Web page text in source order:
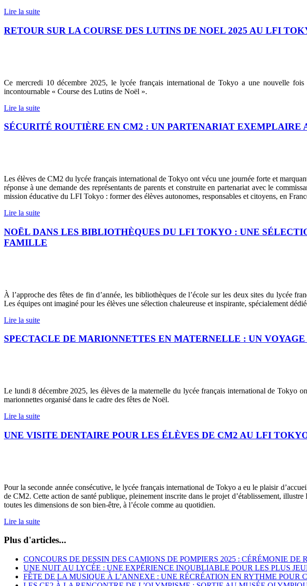
Lire la suite
RETOUR SUR LA COURSE DES LUTINS DE NOEL 2025 AU LFI
Ce mercredi 10 décembre 2025, le lycée français international de Tokyo a une nouvelle
incontournable « Course des Lutins de Noël ».
Lire la suite
SÉCURITÉ ROUTIÈRE EN CM2 : UN PARTENARIAT EXEMPLAIRE
Les élèves de CM2 du lycée français international de Tokyo ont vécu une journée forte et
réponse à une demande des représentants de parents et construite en partenariat avec le
mission éducative du LFI Tokyo : former des élèves autonomes, responsables et citoyens, en
Lire la suite
NOËL DANS LES BIBLIOTHÈQUES DU LFI TOKYO : UNE
FAMILLE
À l’approche des fêtes de fin d’année, les bibliothèques de l’école sur les deux sites du lycée
Les équipes ont imaginé pour les élèves une sélection chaleureuse et inspirante, spécialement
Lire la suite
SPECTACLE DE MARIONNETTES EN MATERNELLE : UN
Le lundi 8 décembre 2025, les élèves de la maternelle du lycée français international de Tokyo
marionnettes organisé dans le cadre des fêtes de Noël.
Lire la suite
UNE VISITE DENTAIRE POUR LES ÉLÈVES DE CM2 AU LFI
Pour la seconde année consécutive, le lycée français international de Tokyo a eu le plaisir
de CM2. Cette action de santé publique, pleinement inscrite dans le projet d’établissement,
toutes les dimensions de son bien-être, à l’école comme au quotidien.
Lire la suite
Plus d'articles...
CONCOURS DE DESSIN DES CAMIONS DE POMPIERS 2025 : CÉRÉMONIE DE
UNE NUIT AU LYCÉE : UNE EXPÉRIENCE INOUBLIABLE POUR LES PLUS
FÊTE DE LA MUSIQUE À L’ANNEXE : UNE RÉCRÉATION EN RYTHME POUR